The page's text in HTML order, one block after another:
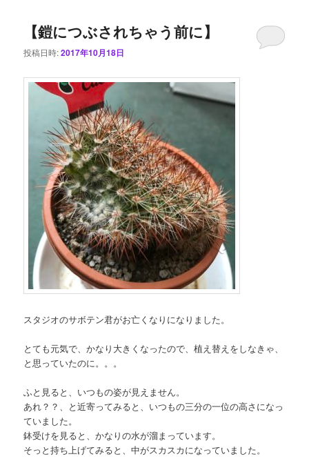
【鎧につぶされちゃう前に】
投稿日時:2017年10月18日
スタジオのサボテン君がお亡くなりになりました。
とても元気で、かなり大きくなったので、植え替えをしなきゃ、
と思っていたのに。。。
ふと見ると、いつもの姿が見えません。
あれ？？、と近寄ってみると、いつもの三分の一位の高さになっ
ていました。
鉢受けを見ると、かなりの水が溜まっています。
そっと持ち上げてみると、中がスカスカになっていました。